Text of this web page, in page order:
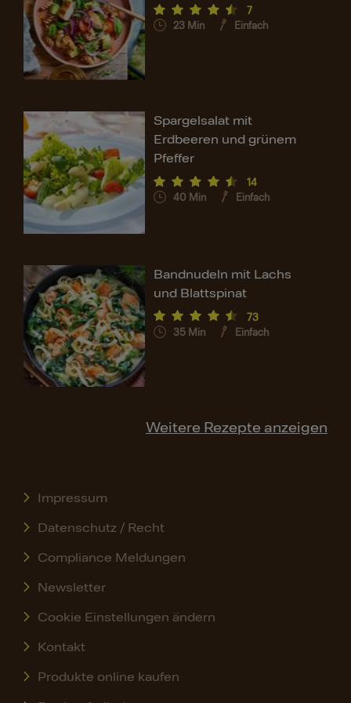
7
23 Min Einfach
Spargelsalat mit
Erdbeeren und grünem
Pfeffer
14
40 Min Einfach
Bandnudeln mit Lachs
und Blattspinat
73
35 Min Einfach
Weitere Rezepte anzeigen
Impressum
Datenschutz / Recht
Compliance Meldungen
Newsletter
Cookie Einstellungen ändern
Kontakt
Produkte online kaufen